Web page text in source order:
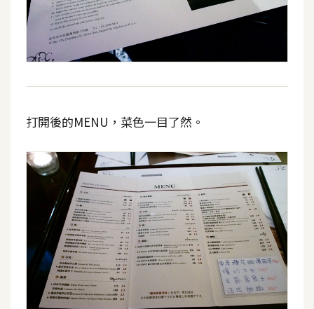
打開後的MENU，菜色一目了然。